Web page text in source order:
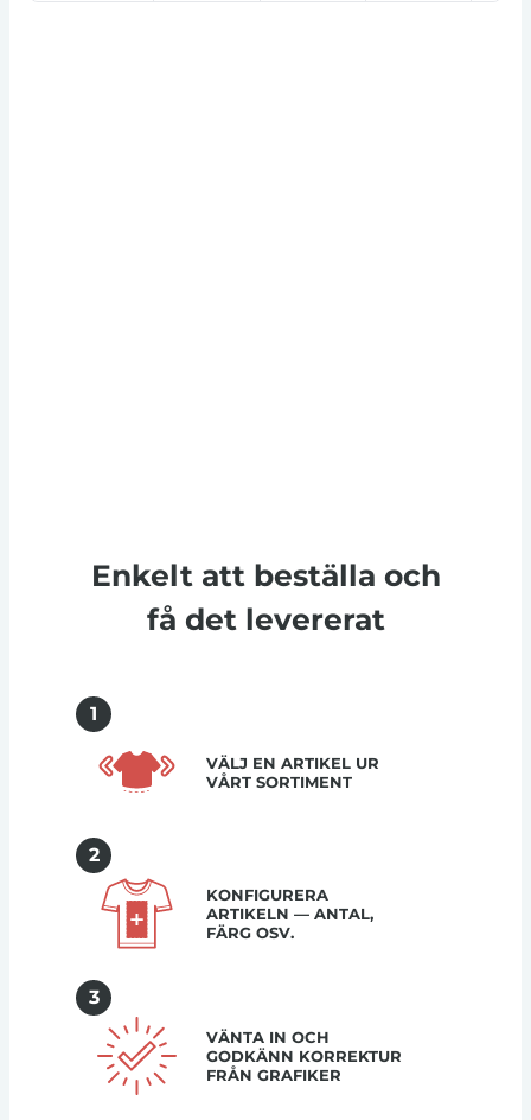
Enkelt att beställa och
få det levererat
1
VÄLJ EN ARTIKEL UR
VÅRT SORTIMENT
2
KONFIGURERA
ARTIKELN — ANTAL,
FÄRG OSV.
3
VÄNTA IN OCH
GODKÄNN KORREKTUR
FRÅN GRAFIKER